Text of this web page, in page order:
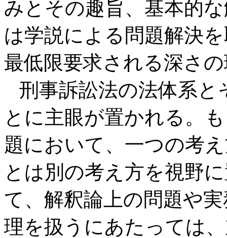
みとその趣旨、基本的
は学説による問題解決
最低限要求される深さ
刑事訴訟法の法体系と
とに主眼が置かれる。
題において、一つの考
とは別の考え方を視野
て、解釈論上の問題や
理を扱うにあたっては